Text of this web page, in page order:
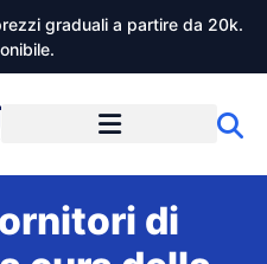
graduali a partire da 20k.
di